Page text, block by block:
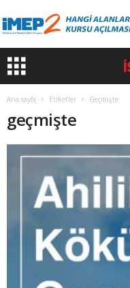
Ana sayfa Etiketler Geçmişte
geçmişte